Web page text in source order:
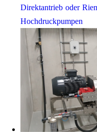
Direktantrieb oder
Hochdruckpumpen